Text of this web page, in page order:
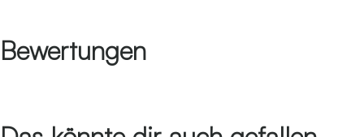
Bewertungen